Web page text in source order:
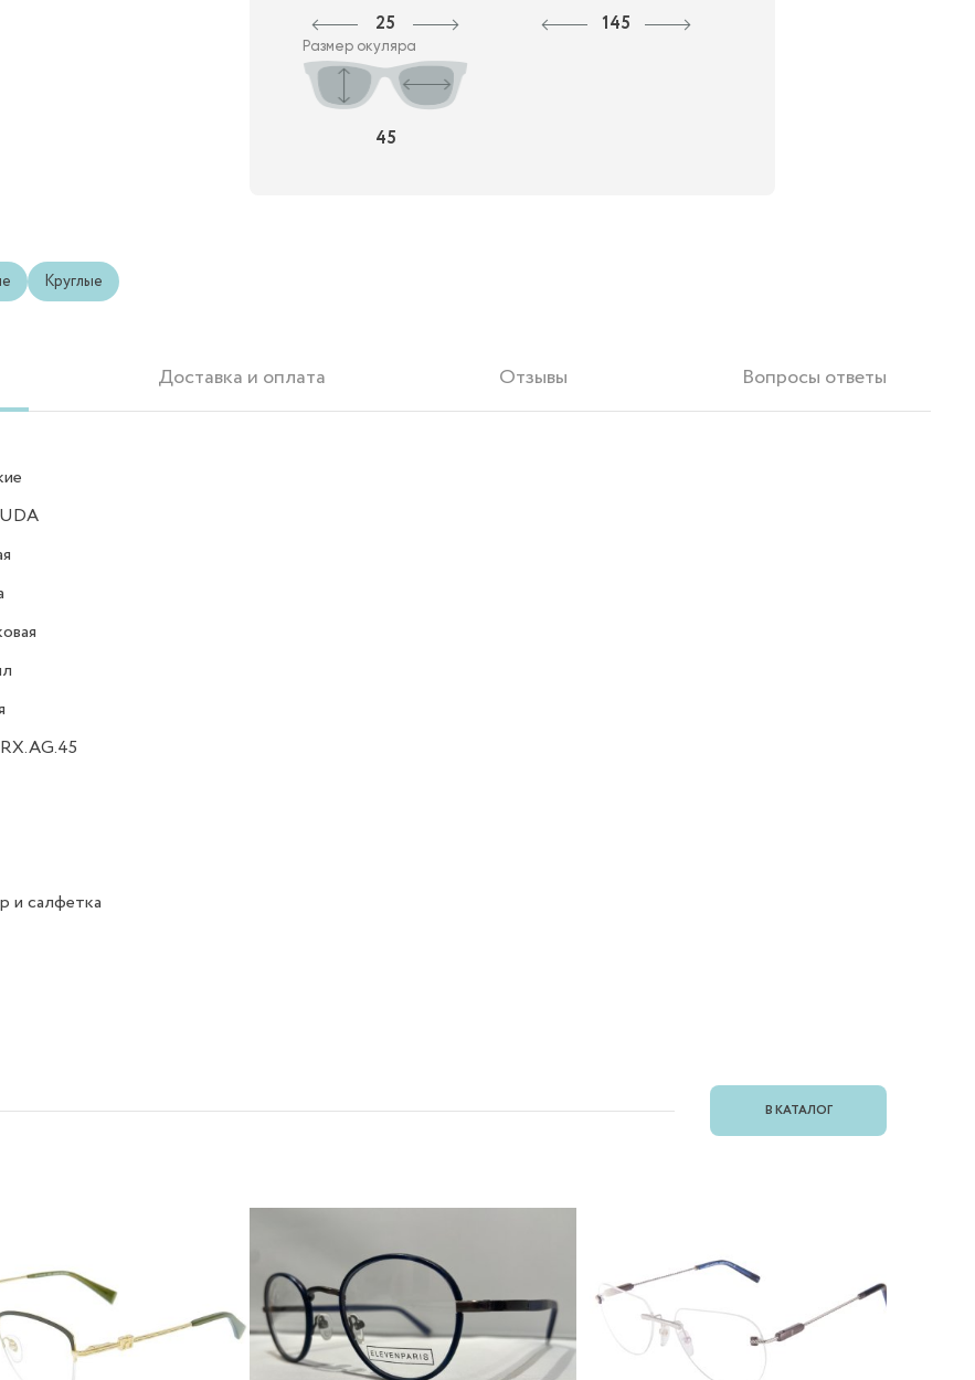
25 145
Размер окуляра
45
Круглые
Доставка и оплата Отзывы Вопросы ответы
и салфетка
В КАТАЛОГ